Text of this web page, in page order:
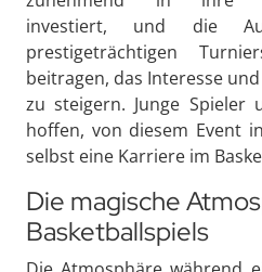
investiert, und die
prestigeträchtigen
beitragen, das Interesse
zu steigern. Junge Spieler
hoffen, von diesem Event
selbst eine Karriere im
Die magische
Basketballspiels